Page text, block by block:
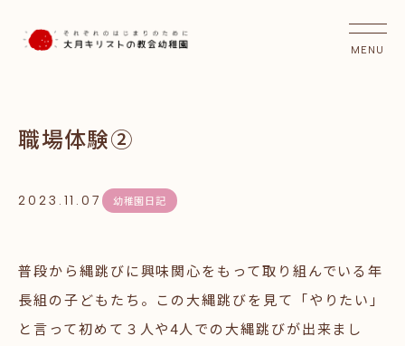
職場体験②
2023.11.07 幼稚園日記
普段から縄跳びに興味関心をもって取り組んでいる年
長組の子どもたち。この大縄跳びを見て「やりたい」
と言って初めて３人や4人での大縄跳びが出来まし